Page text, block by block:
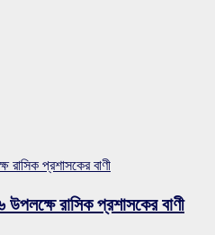
প্রশাসকের বাণী
রাসিক প্রশাসকের বাণী